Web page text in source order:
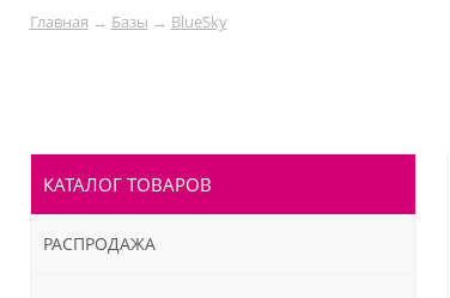
Главная → Базы → BlueSky
КАТАЛОГ ТОВАРОВ
РАСПРОДАЖА